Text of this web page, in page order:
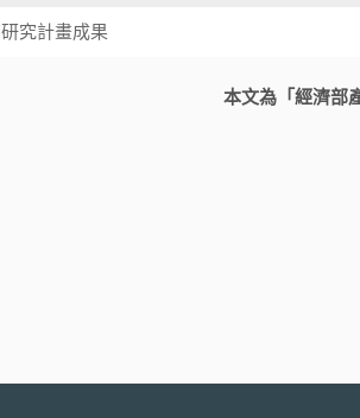
究計畫成果
本文為「經濟部